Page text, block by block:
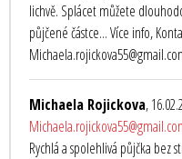
lichvě. Splácet můžete
půjčené částce... Více info,
Michaela Rojickova,
Rychlá a spolehlivá půjčka bez